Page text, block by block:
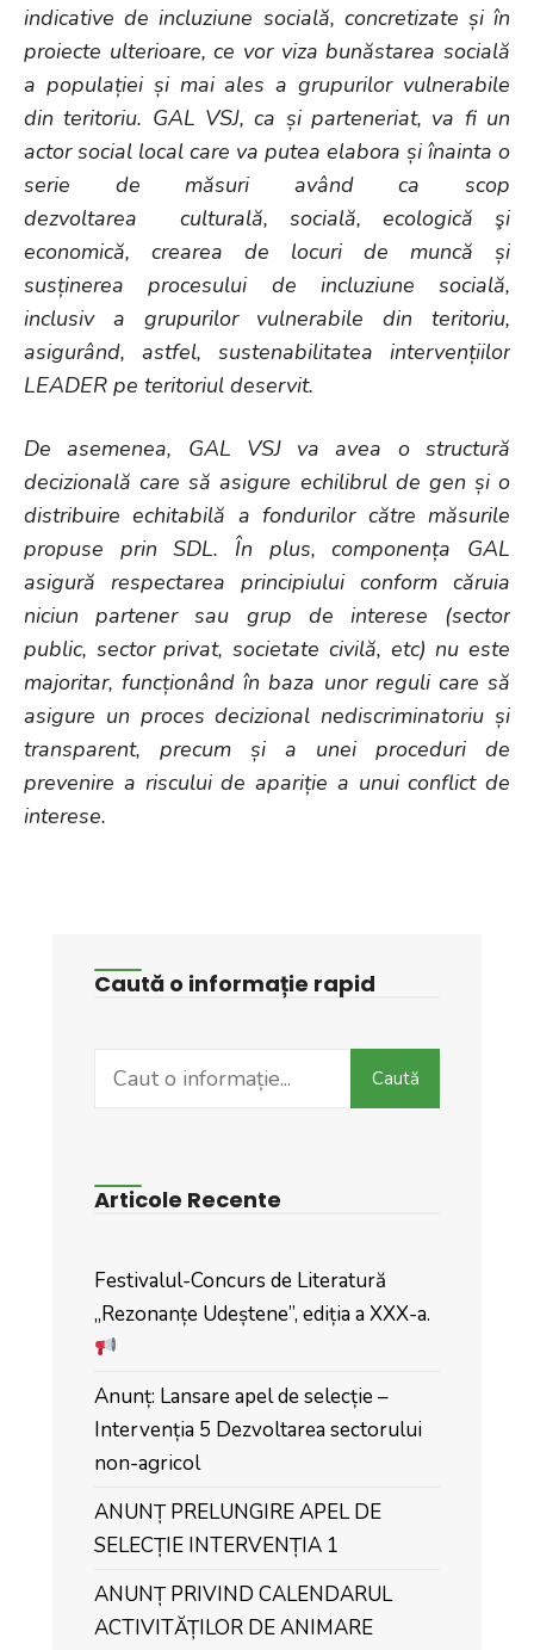
indicative de incluziune socială, concretizate și în
proiecte ulterioare, ce vor viza bunăstarea socială
a populației și mai ales a grupurilor vulnerabile
din teritoriu. GAL VSJ, ca și parteneriat, va fi un
actor social local care va putea elabora și înainta o
serie de măsuri având ca scop
dezvoltarea culturală, socială, ecologică şi
economică, crearea de locuri de muncă și
susținerea procesului de incluziune socială,
inclusiv a grupurilor vulnerabile din teritoriu,
asigurând, astfel, sustenabilitatea intervențiilor
LEADER pe teritoriul deservit.
De asemenea, GAL VSJ va avea o structură
decizională care să asigure echilibrul de gen și o
distribuire echitabilă a fondurilor către măsurile
propuse prin SDL. În plus, componența GAL
asigură respectarea principiului conform căruia
niciun partener sau grup de interese (sector
public, sector privat, societate civilă, etc) nu este
majoritar, funcționând în baza unor reguli care să
asigure un proces decizional nediscriminatoriu și
transparent, precum și a unei proceduri de
prevenire a riscului de apariție a unui conflict de
interese.
Caută o informație rapid
Search
Caută
Articole Recente
Festivalul-Concurs de Literatură
„Rezonanțe Udeștene”, ediția a XXX-a.
Anunț: Lansare apel de selecție –
Intervenția 5 Dezvoltarea sectorului
non-agricol
ANUNȚ PRELUNGIRE APEL DE
SELECȚIE INTERVENȚIA 1
ANUNȚ PRIVIND CALENDARUL
ACTIVITĂȚILOR DE ANIMARE